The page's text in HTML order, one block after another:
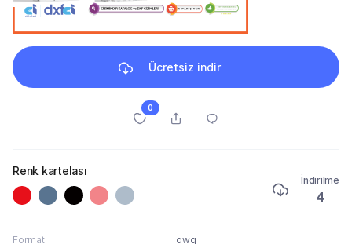
Ücretsiz indir
0
Renk kartelası
İndirilme
4
Format
dwg